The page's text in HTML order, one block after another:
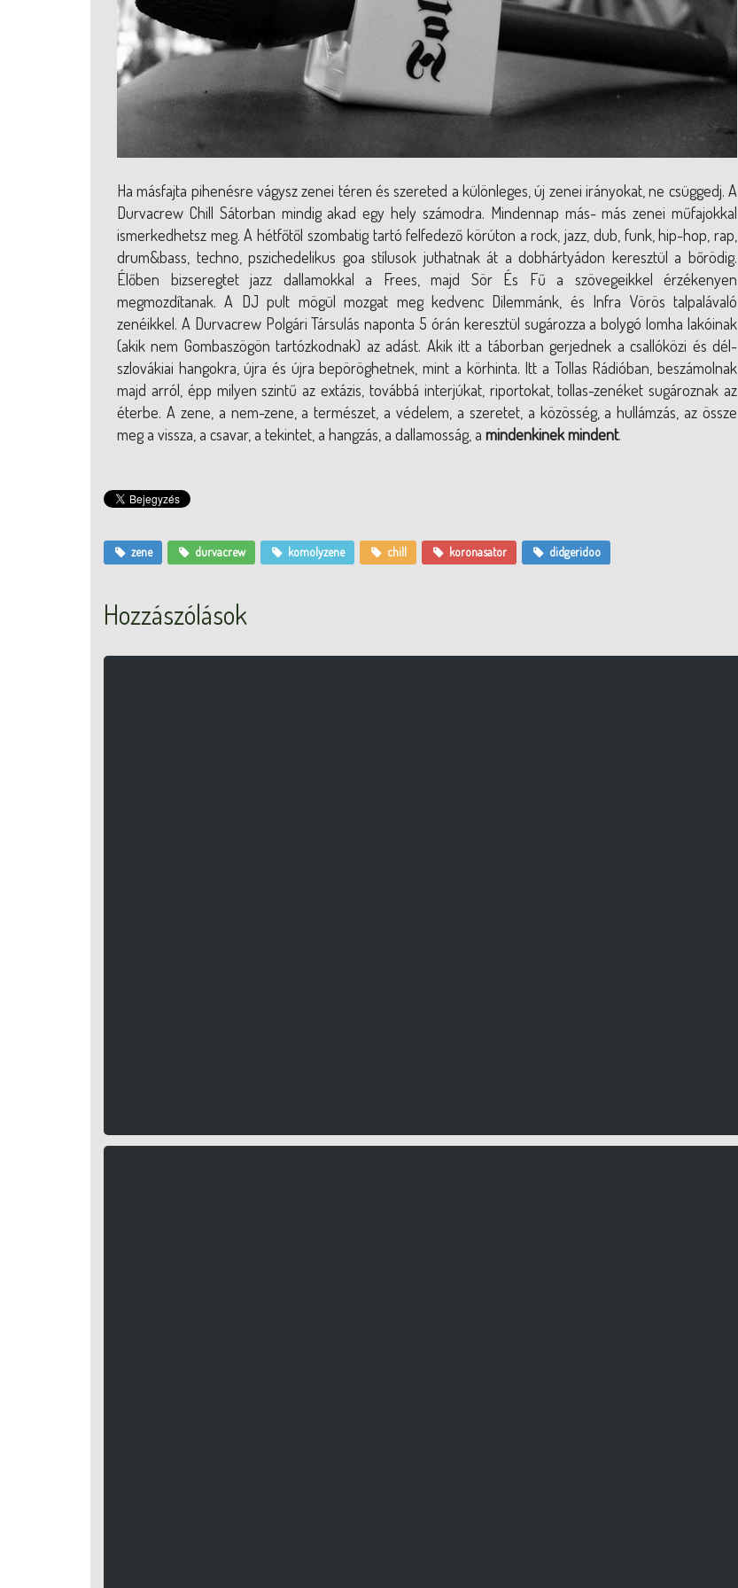
Ha másfajta pihenésre vágysz zenei téren és szereted a különleges, új zenei irányokat, ne csüggedj. A
Durvacrew Chill Sátorban mindig akad egy hely számodra. Mindennap más- más zenei műfajokkal
ismerkedhetsz meg. A hétfőtől szombatig tartó felfedező körúton a rock, jazz, dub, funk, hip-hop, rap,
drum&bass, techno, pszichedelikus goa stílusok juthatnak át a dobhártyádon keresztül a bőrödig.
Élőben bizseregtet jazz dallamokkal a Frees, majd Sör És Fű a szövegeikkel érzékenyen
megmozdítanak. A DJ pult mögül mozgat meg kedvenc Dilemmánk, és Infra Vörös talpalávaló
zenéikkel. A Durvacrew Polgári Társulás naponta 5 órán keresztül sugározza a bolygó lomha lakóinak
(akik nem Gombaszögön tartózkodnak) az adást. Akik itt a táborban gerjednek a csallóközi és dél-
szlovákiai hangokra, újra és újra bepöröghetnek, mint a körhinta. Itt a Tollas Rádióban, beszámolnak
majd arról, épp milyen szintű az extázis, továbbá interjúkat, riportokat, tollas-zenéket sugároznak az
éterbe. A zene, a nem-zene, a természet, a védelem, a szeretet, a közösség, a hullámzás, az össze
meg a vissza, a csavar, a tekintet, a hangzás, a dallamosság, a mindenkinek mindent.
zene durvacrew komolyzene chill koronasator didgeridoo
Hozzászólások